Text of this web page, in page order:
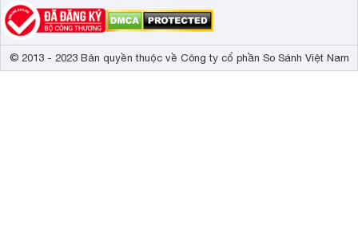
© 2013 - 2023 Bản quyền thuộc về Công ty cổ phần So Sánh Việt Nam